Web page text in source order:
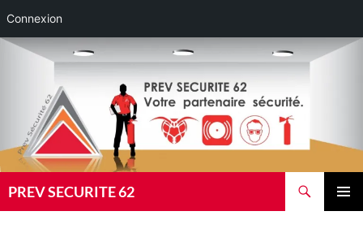
Connexion
Aller
PREV SECURITE 62